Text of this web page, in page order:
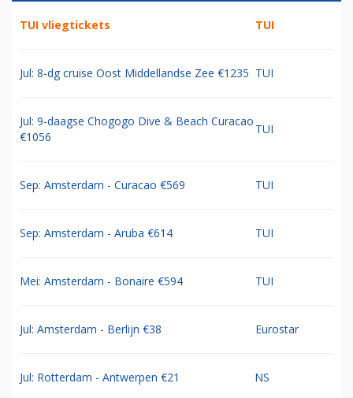
TUI vliegtickets TUI
Jul: 8-dg cruise Oost Middellandse Zee €1235 TUI
Jul: 9-daagse Chogogo Dive & Beach Curacao
€1056
TUI
Sep: Amsterdam - Curacao €569 TUI
Sep: Amsterdam - Aruba €614 TUI
Mei: Amsterdam - Bonaire €594 TUI
Jul: Amsterdam - Berlijn €38 Eurostar
Jul: Rotterdam - Antwerpen €21 NS